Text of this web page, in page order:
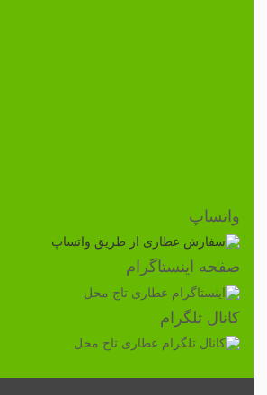
واتساپ
صفحه اینستاگرام
کانال تلگرام